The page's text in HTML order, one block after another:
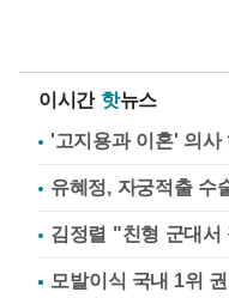
이시간 핫뉴스
'고지용과 이혼' 의사
유혜정, 자궁적출
김정렬 "친형 군대